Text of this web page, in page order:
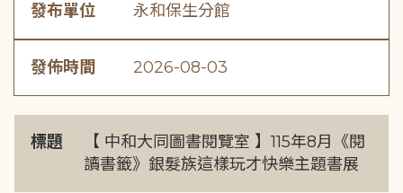
發布單位 永和保生分館
發佈時間 2026-08-03
標題
【 中和大同圖書閱覽室 】115年8月《閱
讀書籤》銀髮族這樣玩才快樂主題書展